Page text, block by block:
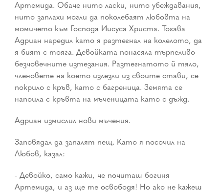
Артемида. Обаче нито ласки, нито убеждавания,
нито заплахи могли да поколебаят любовта на
момичето към Господа Иисуса Христа. Тогава
Адриан наредил като я разтегнал на колелото, да
я бият с тояга. Девойката понасяла търпеливо
безчовечните изтезания. Разтегнатото й тяло,
членовете на което излезли из своите стави, се
покрило с кръв, като с багреница. Земята се
напоила с кръвта на мъченицата като с дъжд.
Адриан измислил нови мъчения.
Заповядал да запалят пещ. Като я посочил на
Любов, казал:
- Девойко, само кажи, че почиташ богиня
Артемида, и аз ще те освободя! Но ако не кажеш